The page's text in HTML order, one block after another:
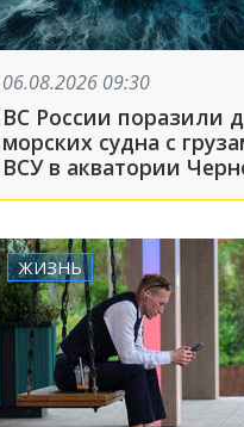
06.08.2026 09:30
ВС России поразили
морских судна с
ВСУ в акватории
моря
ЖИЗНЬ